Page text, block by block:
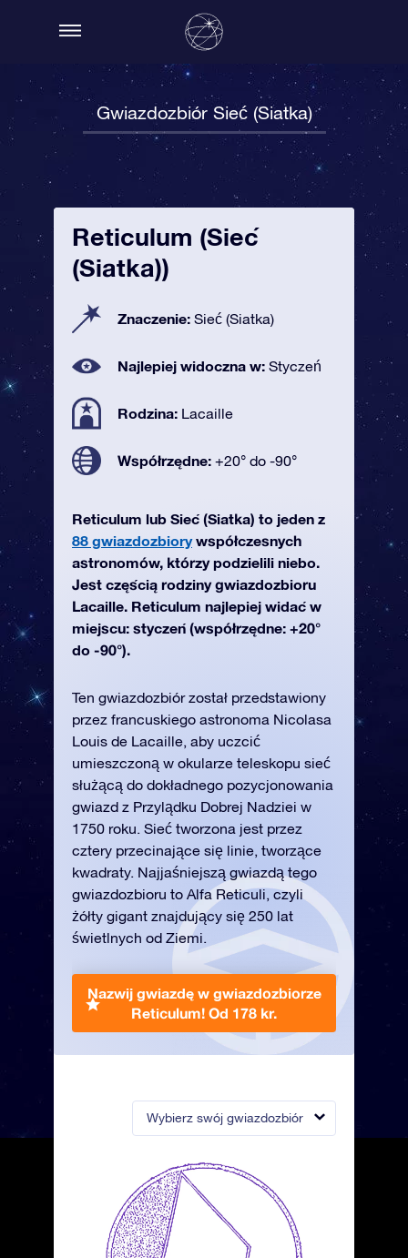
Gwiazdozbiór Sieć (Siatka)
Wybierz swój gwiazdozbiór
Reticulum (Sieć
(Siatka))
Znaczenie: Sieć (Siatka)
Najlepiej widoczna w: Styczeń
Rodzina: Lacaille
Współrzędne: +20° do -90°
Reticulum lub Sieć (Siatka) to jeden z
88 gwiazdozbiorywspółczesnych
astronomów, którzy podzielili niebo.
Jest częścią rodziny gwiazdozbioru
Lacaille. Reticulum najlepiej widać w
miejscu: styczeń (współrzędne: +20°
do -90°).
Ten gwiazdozbiór został przedstawiony
przez francuskiego astronoma Nicolasa
Louis de Lacaille, aby uczcić
umieszczoną w okularze teleskopu sieć
służącą do dokładnego pozycjonowania
gwiazd z Przylądku Dobrej Nadziei w
1750 roku. Sieć tworzona jest przez
cztery przecinające się linie, tworzące
kwadraty. Najjaśniejszą gwiazdą tego
gwiazdozbioru to Alfa Reticuli, czyli
żółty gigant znajdujący się 250 lat
świetlnych od Ziemi.
Nazwij gwiazdę w gwiazdozbiorze
Reticulum! Od 178 kr.